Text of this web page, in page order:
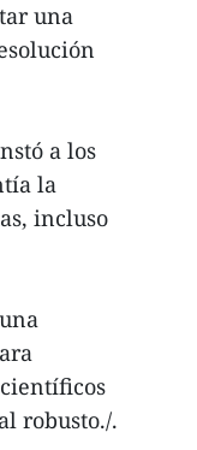
una
a los
la
incluso
robusto./.